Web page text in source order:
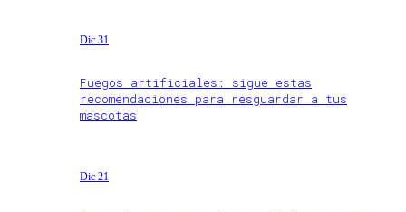
Dic 31
Fuegos artificiales: sigue estas
recomendaciones para resguardar a tus
mascotas
Dic 21